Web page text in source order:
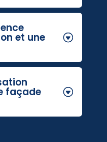
et une
façade